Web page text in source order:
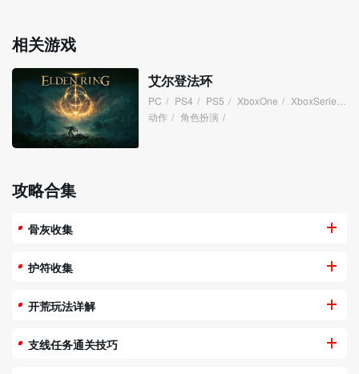
相关游戏
艾尔登法环
PC / PS4 / PS5 / XboxOne / XboxSeries
动作 / 角色扮演 /
攻略合集
骨灰收集
护符收集
开荒玩法详解
支线任务通关技巧